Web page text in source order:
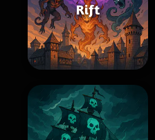
Rift